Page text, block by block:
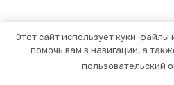
Этот сайт использует куки-файлы
помочь вам в навигации, а
пользовательский